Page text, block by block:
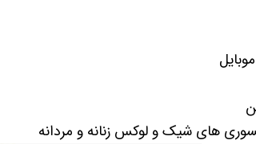
های شیک و لوکس زنانه و مردانه